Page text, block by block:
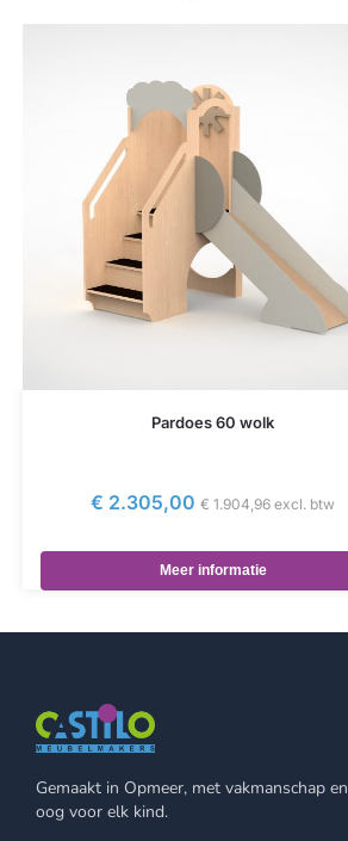
Pardoes 60 wolk
€ 2.305,00 € 1.904,96 excl. btw
Meer informatie
Gemaakt in Opmeer, met vakmanschap en
oog voor elk kind.